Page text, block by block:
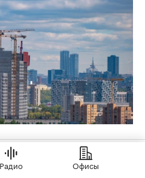
в Новой
Радио Офисы